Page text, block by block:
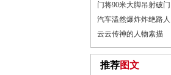
门将90米大脚吊射破门
汽车溘然爆炸炸绝路人
云云传神的人物素描
推荐图文